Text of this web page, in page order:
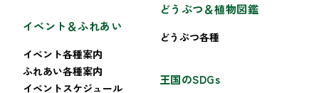
イベント＆ふれあい
イベント各種案内
ふれあい各種案内
イベントスケジュール
どうぶつ＆植物図鑑
どうぶつ各種
王国のSDGs